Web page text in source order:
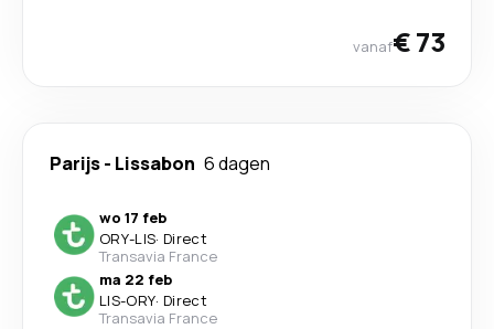
vanaf€ 73
Parijs- Lissabon 6 dagen
wo 17 feb
ORY-LIS· Direct
Transavia France
ma 22 feb
LIS-ORY· Direct
Transavia France